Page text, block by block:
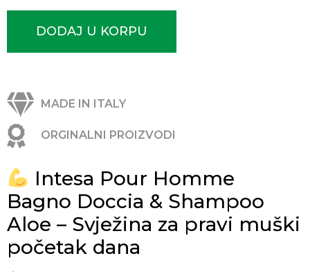
DODAJ U KORPU
MADE IN ITALY
ORGINALNI PROIZVODI
Intesa Pour Homme
Bagno Doccia & Shampoo
Aloe – Svježina za pravi muški
početak dana